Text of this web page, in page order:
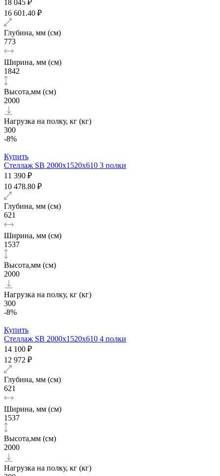
18 045 ₽
16 601.40 ₽
Глубина, мм (см)
773
Ширина, мм (см)
1842
Высота,мм (см)
2000
Нагрузка на полку, кг (кг)
300
-8%
Купить
Стеллаж SB 2000х1520x610 3 полки
11 390 ₽
10 478.80 ₽
Глубина, мм (см)
621
Ширина, мм (см)
1537
Высота,мм (см)
2000
Нагрузка на полку, кг (кг)
300
-8%
Купить
Стеллаж SB 2000х1520x610 4 полки
14 100 ₽
12 972 ₽
Глубина, мм (см)
621
Ширина, мм (см)
1537
Высота,мм (см)
2000
Нагрузка на полку, кг (кг)